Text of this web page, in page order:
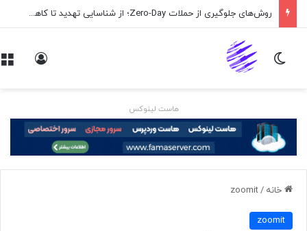
روش‌های جلوگیری از حملات Zero-Day؛ از شناسایی تهدید تا کاهش ریسک
تغییر پوسته
هاست لینوکس
خانه /
zoomit
zoomit